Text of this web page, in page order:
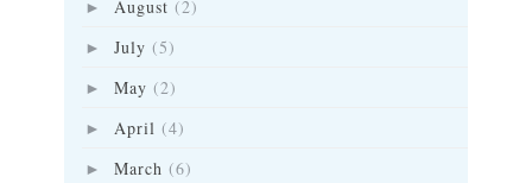
► August (2)
► July (5)
► May (2)
► April (4)
► March (6)